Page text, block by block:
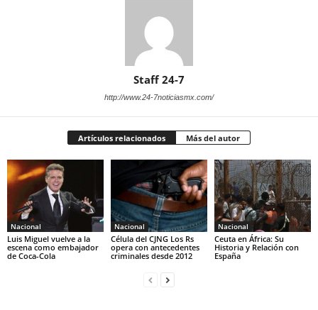
Staff 24-7
http://www.24-7noticiasmx.com/
Artículos relacionados Más del autor
Nacional
Luis Miguel vuelve a la
escena como embajador
de Coca-Cola
Nacional
Célula del CJNG Los Rs
opera con antecedentes
criminales desde 2012
Nacional
Ceuta en África: Su
Historia y Relación con
España